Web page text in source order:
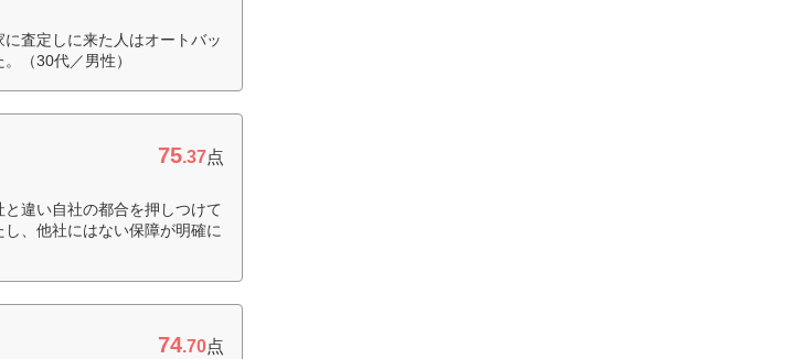
査定しに来た人はオートバッ
（30代／男性）
75.37点
違い自社の都合を押しつけて
、他社にはない保障が明確に
74.70点